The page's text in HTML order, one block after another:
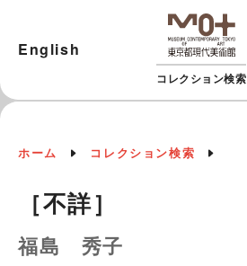
コレクション検索
English
ホーム コレクション検索
［不詳］
福島 秀子